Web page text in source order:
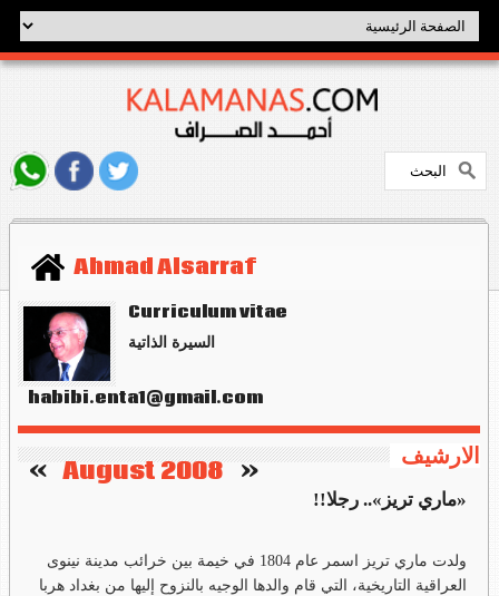
Ahmad Alsarraf
Curriculum vitae
السيرة الذاتية
habibi.enta1@gmail.com
الارشيف «
August 2008
»
«ماري تريز».. رجلا!!
ولدت ماري تريز اسمر عام 1804 في خيمة بين خرائب مدينة نينوى
العراقية التاريخية، التي قام والدها الوجيه بالنزوح إليها من بغداد هربا